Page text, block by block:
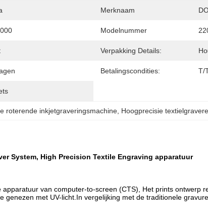
Merknaam
Modelnummer
Verpakking Details:
Betalingscondities: T/
roterende inkjetgraveringsmachine Hoogprecisie
System, High Precision Textile Engraving apparatuur
van computer-to-screen (CTS), Het prints ontwerp
genezen met UV-licht.In vergelijking met de traditionele